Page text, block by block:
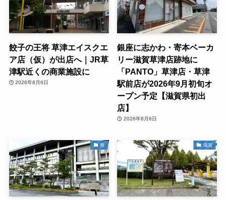
餃子の王将 草津エイスクエ
ア店（仮）が出店へ｜JR草
津駅近くの商業施設に
2026年8月6日
銀座に志かわ・寄本ベーカ
リー滋賀草津店跡地に
「PANTO」草津店・草津
駅前店が2026年9月初旬オ
ープン予定【滋賀県初出
店】
2026年8月6日
熊 滋賀